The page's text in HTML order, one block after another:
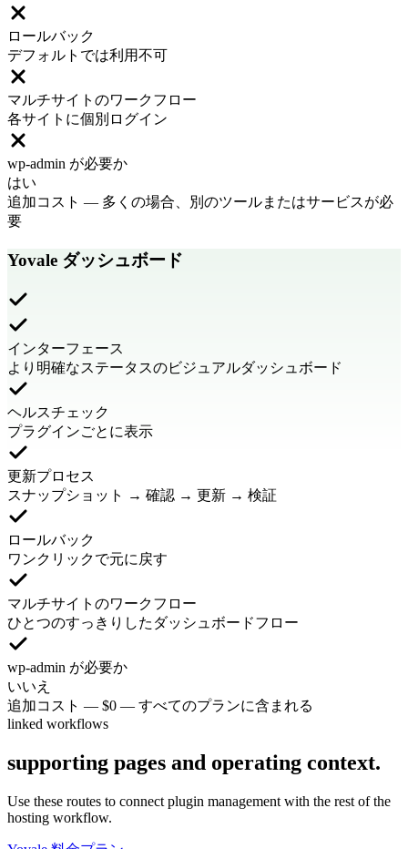
ロールバック
デフォルトでは利用不可
マルチサイトのワークフロー
各サイトに個別ログイン
wp-admin が必要か
はい
追加コスト — 多くの場合、別のツールまたはサービスが必
要
Yovale ダッシュボード
インターフェース
より明確なステータスのビジュアルダッシュボード
ヘルスチェック
プラグインごとに表示
更新プロセス
スナップショット → 確認 → 更新 → 検証
ロールバック
ワンクリックで元に戻す
マルチサイトのワークフロー
ひとつのすっきりしたダッシュボードフロー
wp-admin が必要か
いいえ
追加コスト — $0 — すべてのプランに含まれる
linked workflows
supporting pages and operating context.
Use these routes to connect plugin management with the rest of the
hosting workflow.